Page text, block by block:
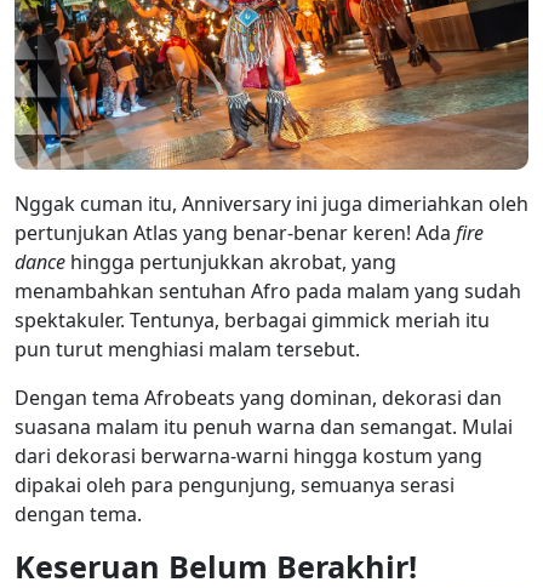
Nggak cuman itu, Anniversary ini juga dimeriahkan oleh
pertunjukan Atlas yang benar-benar keren! Ada fire
dance hingga pertunjukkan akrobat, yang
menambahkan sentuhan Afro pada malam yang sudah
spektakuler. Tentunya, berbagai gimmick meriah itu
pun turut menghiasi malam tersebut.
Dengan tema Afrobeats yang dominan, dekorasi dan
suasana malam itu penuh warna dan semangat. Mulai
dari dekorasi berwarna-warni hingga kostum yang
dipakai oleh para pengunjung, semuanya serasi
dengan tema.
Keseruan Belum Berakhir!